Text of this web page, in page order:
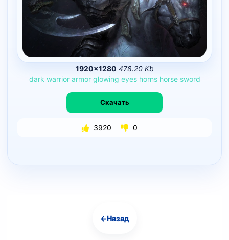
1920×1280 478.20 Kb
dark warrior armor glowing eyes horns horse sword
Скачать
3920 0
Навигация
←Назад